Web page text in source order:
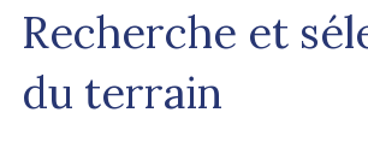
Recherche et
du terrain